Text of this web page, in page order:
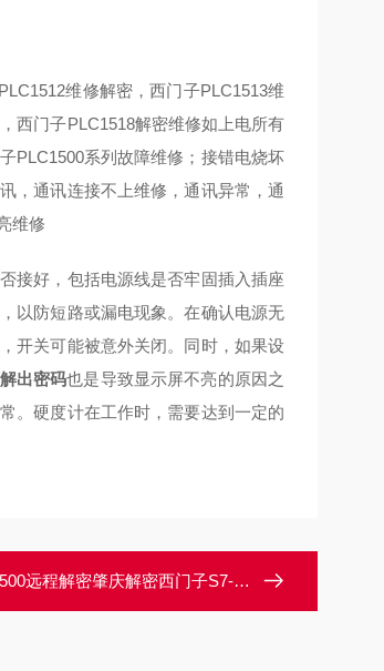
维修解密，西门子PLC1513维
西门子PLC1518解密维修如上电所有
PLC1500系列故障维修；接错电烧坏
，通讯连接不上维修，通讯异常，通
维修
接好，包括电源线是否牢固插入插座
以防短路或漏电现象。在确认电源无
开关可能被意外关闭。同时，如果设
出密码也是导致显示屏不亮的原因之
。硬度计在工作时，需要达到一定的
程解密肇庆解密西门子S7-1500PLC程序上载密码解密